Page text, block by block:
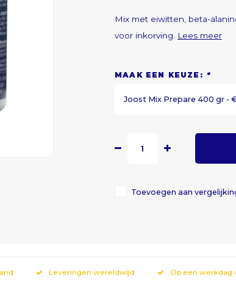
Mix met eiwitten, beta-
voor inkorving.
Lees meer
MAAK EEN KEUZE: *
Joost Mix Prepare 400 gr -
Toevoegen aan
Leveringen wereldwijd Op een werkdag